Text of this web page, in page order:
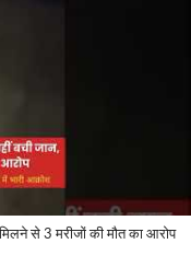
से 3 मरीजों की मौत का आरोप